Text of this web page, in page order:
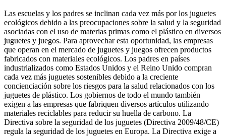
Las escuelas y los padres se inclinan cada vez más por los juguetes
ecológicos debido a las preocupaciones sobre la salud y la seguridad
asociadas con el uso de materias primas como el plástico en diversos
juguetes y juegos. Para aprovechar esta oportunidad, las empresas
que operan en el mercado de juguetes y juegos ofrecen productos
fabricados con materiales ecológicos. Los padres en países
industrializados como Estados Unidos y el Reino Unido compran
cada vez más juguetes sostenibles debido a la creciente
concienciación sobre los riesgos para la salud relacionados con los
juguetes de plástico. Los gobiernos de todo el mundo también
exigen a las empresas que fabriquen diversos artículos utilizando
materiales reciclables para reducir su huella de carbono. La
Directiva sobre la seguridad de los juguetes (Directiva 2009/48/CE)
regula la seguridad de los juguetes en Europa. La Directiva exige a